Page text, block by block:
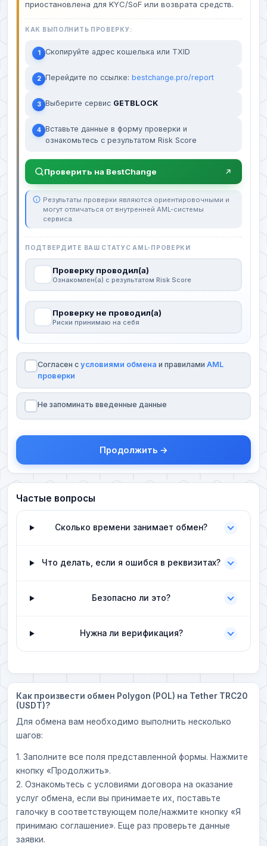
приостановлена для KYC/SoF или возврата средств.
КАК ВЫПОЛНИТЬ ПРОВЕРКУ:
1 Скопируйте адрес кошелька или TXID
2 Перейдите по ссылке: bestchange.pro/report
3 Выберите сервис GETBLOCK
4 Вставьте данные в форму проверки и
ознакомьтесь с результатом Risk Score
Проверить на BestChange
Результаты проверки являются ориентировочными и
могут отличаться от внутренней AML-системы
сервиса.
ПОДТВЕРДИТЕ ВАШ СТАТУС AML-ПРОВЕРКИ
Проверку проводил(а)
Ознакомлен(а) с результатом Risk Score
Проверку не проводил(а)
Риски принимаю на себя
Согласен с условиями обмена и правилами AML
проверки
Не запоминать введенные данные
Продолжить →
Частые вопросы
Сколько времени занимает обмен?
Что делать, если я ошибся в реквизитах?
Безопасно ли это?
Нужна ли верификация?
Как произвести обмен Polygon (POL) на Tether TRC20
(USDT)?
Для обмена вам необходимо выполнить несколько
шагов:
1. Заполните все поля представленной формы. Нажмите
кнопку «Продолжить».
2. Ознакомьтесь с условиями договора на оказание
услуг обмена, если вы принимаете их, поставьте
галочку в соответствующем поле/нажмите кнопку «Я
принимаю соглашение». Еще раз проверьте данные
заявки.